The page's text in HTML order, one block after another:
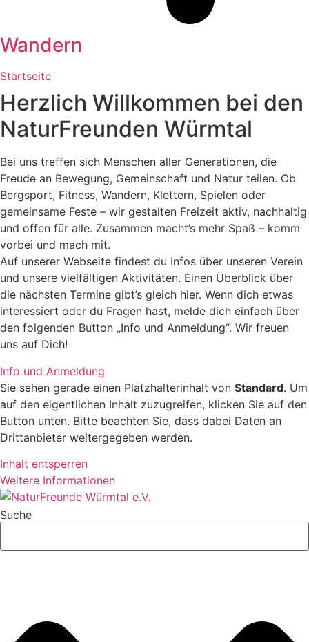
Wandern
Startseite
Herzlich Willkommen bei den
Natur­Freunden Würmtal
Bei uns treffen sich Menschen aller Generationen, die
Freude an Bewegung, Gemeinschaft und Natur teilen. Ob
Bergsport, Fitness, Wandern, Klettern, Spielen oder
gemeinsame Feste – wir gestalten Freizeit aktiv, nachhaltig
und offen für alle. Zusammen macht’s mehr Spaß – komm
vorbei und mach mit.
Auf unserer Webseite findest du Infos über unseren Verein
und unsere vielfältigen Aktivitäten. Einen Überblick über
die nächsten Termine gibt’s gleich hier. Wenn dich etwas
interessiert oder du Fragen hast, melde dich einfach über
den folgenden Button „Info und Anmeldung“. Wir freuen
uns auf Dich!
Info und Anmeldung
Sie sehen gerade einen Platzhalterinhalt von Standard. Um
auf den eigentlichen Inhalt zuzugreifen, klicken Sie auf den
Button unten. Bitte beachten Sie, dass dabei Daten an
Drittanbieter weitergegeben werden.
Inhalt entsperren
Weitere Informationen
Suche